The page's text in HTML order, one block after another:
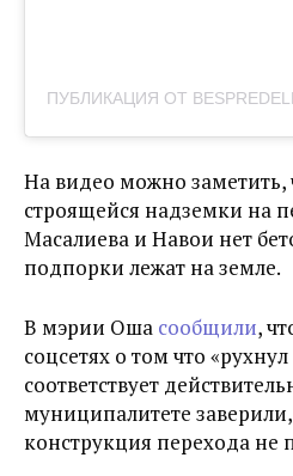
ПУБЛИКАЦИЯ ОТ
На видео можно заметить,
строящейся надземки на
Масалиева и Навои нет
подпорки лежат на земле.
В мэрии Оша сообщили,
соцсетях о том что
соответствует
муниципалитете
конструкция перехода не